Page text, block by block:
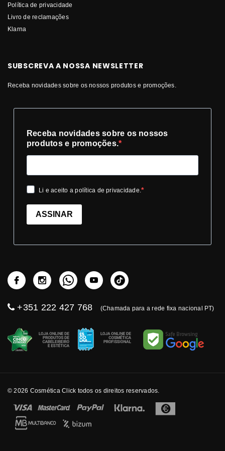
Política de privacidade
Livro de reclamações
Klarna
SUBSCREVA A NOSSA NEWSLETTER
Receba novidades sobre os nossos produtos e promoções.
Receba novidades sobre os nossos
produtos e promoções.
Li e aceito a política de privacidade.
ASSINAR
+351 222 427 768 (Chamada para a rede fixa nacional PT)
© 2026 Cosmética Click todos os direitos reservados.